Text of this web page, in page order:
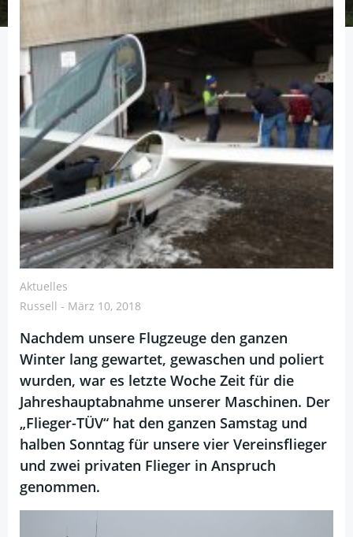
Aktuelles
Russell - März 10, 2018
Nachdem unsere Flugzeuge den ganzen
Winter lang gewartet, gewaschen und poliert
wurden, war es letzte Woche Zeit für die
Jahreshauptabnahme unserer Maschinen. Der
„Flieger-TÜV“ hat den ganzen Samstag und
halben Sonntag für unsere vier Vereinsflieger
und zwei privaten Flieger in Anspruch
genommen.